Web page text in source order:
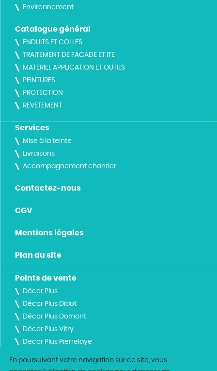
En poursuivant votre navigation sur ce site, vous
Environnement
Catalogue général
ENDUITS ET COLLES
TRAITEMENT DE FACADE ET ITE
MATERIEL APPLICATION ET OUTILS
PEINTURES
PROTECTION
REVETEMENT
Services
Mise à la teinte
Livraisons
Accompagnement chantier
Contactez-nous
CGV
Mentions légales
Plan du site
Points de vente
Décor Plus
Décor Plus Didot
Décor Plus Domont
Décor Plus Vitry
Decor Plus Pierrelaye
Pigmacolor Val d'Oise